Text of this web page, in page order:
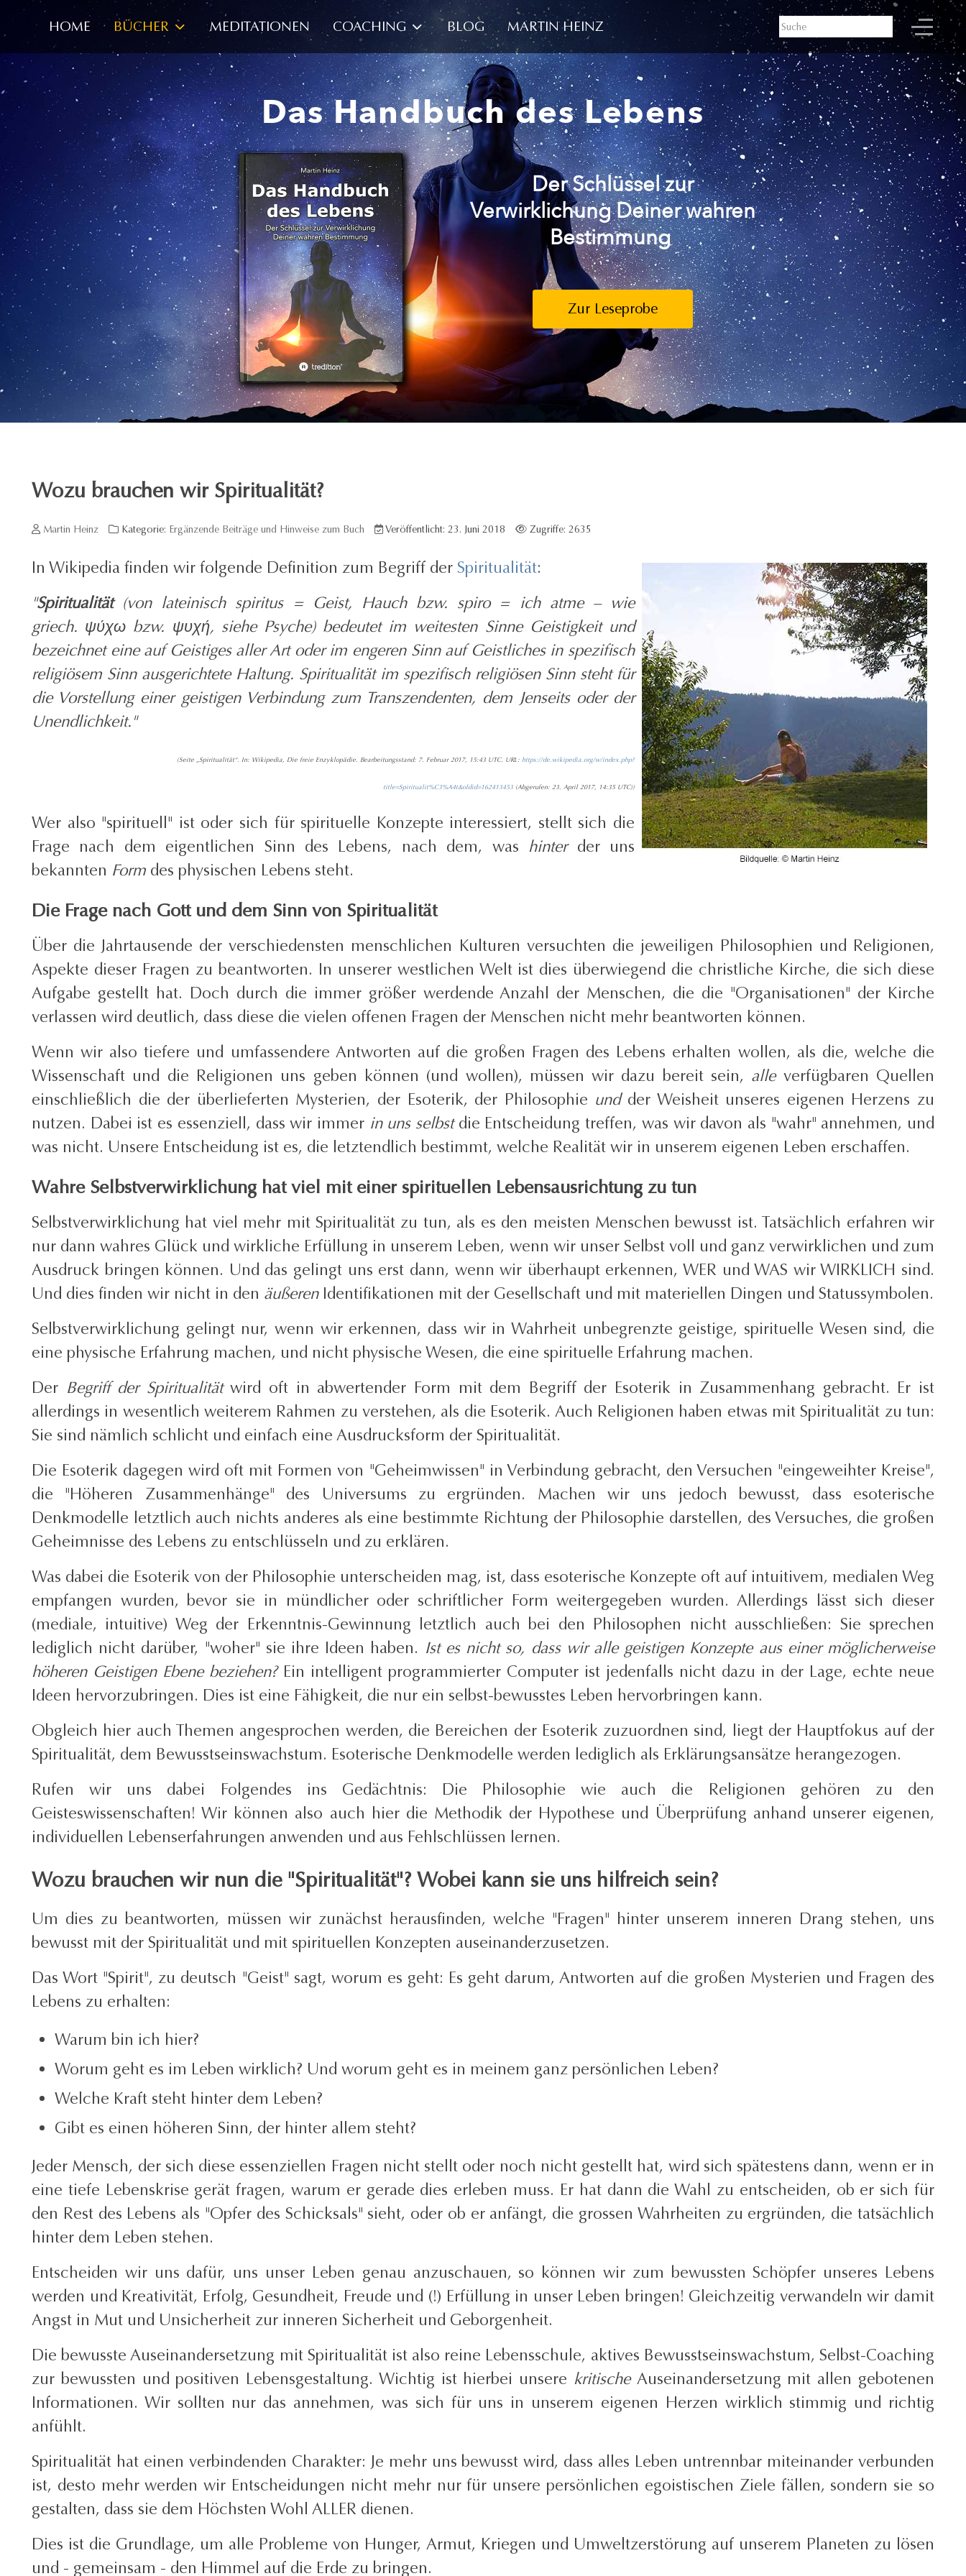
HOME BÜCHER MEDITATIONEN COACHING BLOG MARTIN HEINZ
Das Handbuch des Lebens
Der Schlüssel zur
Verwirklichung Deiner wahren
Bestimmung
Zur Leseprobe
Wozu brauchen wir Spiritualität?
Martin Heinz Kategorie: Ergänzende Beiträge und Hinweise zum Buch Veröffentlicht: 23. Juni 2018 Zugriffe: 2635
In Wikipedia finden wir folgende Definition zum Begriff der Spiritualität:
"Spiritualität(von lateinisch spiritus = Geist, Hauch bzw. spiro = ich atme – wie
griech. ψύχω bzw. ψυχή, siehe Psyche) bedeutet im weitesten Sinne Geistigkeit und
bezeichnet eine auf Geistiges aller Art oder im engeren Sinn auf Geistliches in spezifisch
religiösem Sinn ausgerichtete Haltung. Spiritualität im spezifisch religiösen Sinn steht für
die Vorstellung einer geistigen Verbindung zum Transzendenten, dem Jenseits oder der
Unendlichkeit."
(Seite „Spiritualität“. In: Wikipedia, Die freie Enzyklopädie. Bearbeitungsstand: 7. Februar 2017, 15:43 UTC. URL: https://de.wikipedia.org/w/index.php?
title=Spiritualit%C3%A4t&oldid=162413453 (Abgerufen: 23. April 2017, 14:35 UTC))
Wer also "spirituell" ist oder sich für spirituelle Konzepte interessiert, stellt sich die
Frage nach dem eigentlichen Sinn des Lebens, nach dem, was hinterder uns
bekannten Form des physischen Lebens steht.
Die Frage nach Gott und dem Sinn von Spiritualität
Über die Jahrtausende der verschiedensten menschlichen Kulturen versuchten die jeweiligen Philosophien und Religionen,
Aspekte dieser Fragen zu beantworten. In unserer westlichen Welt ist dies überwiegend die christliche Kirche, die sich diese
Aufgabe gestellt hat. Doch durch die immer größer werdende Anzahl der Menschen, die die "Organisationen" der Kirche
verlassen wird deutlich, dass diese die vielen offenen Fragen der Menschen nicht mehr beantworten können.
Wenn wir also tiefere und umfassendere Antworten auf die großen Fragen des Lebens erhalten wollen, als die, welche die
Wissenschaft und die Religionen uns geben können (und wollen), müssen wir dazu bereit sein, alleverfügbaren Quellen
einschließlich die der überlieferten Mysterien, der Esoterik, der Philosophie undder Weisheit unseres eigenen Herzens zu
nutzen. Dabei ist es essenziell, dass wir immer in uns selbstdie Entscheidung treffen, was wir davon als "wahr" annehmen, und
was nicht. Unsere Entscheidung ist es, die letztendlich bestimmt, welche Realität wir in unserem eigenen Leben erschaffen.
Wahre Selbstverwirklichung hat viel mit einer spirituellen Lebensausrichtung zu tun
Selbstverwirklichung hat viel mehr mit Spiritualität zu tun, als es den meisten Menschen bewusst ist. Tatsächlich erfahren wir
nur dann wahres Glück und wirkliche Erfüllung in unserem Leben, wenn wir unser Selbst voll und ganz verwirklichen und zum
Ausdruck bringen können. Und das gelingt uns erst dann, wenn wir überhaupt erkennen, WER und WAS wir WIRKLICH sind.
Und dies finden wir nicht in den äußerenIdentifikationen mit der Gesellschaft und mit materiellen Dingen und Statussymbolen.
Selbstverwirklichung gelingt nur, wenn wir erkennen, dass wir in Wahrheit unbegrenzte geistige, spirituelle Wesen sind, die
eine physische Erfahrung machen, und nicht physische Wesen, die eine spirituelle Erfahrung machen.
Der Begriff der Spiritualitätwird oft in abwertender Form mit dem Begriff der Esoterik in Zusammenhang gebracht. Er ist
allerdings in wesentlich weiterem Rahmen zu verstehen, als die Esoterik. Auch Religionen haben etwas mit Spiritualität zu tun:
Sie sind nämlich schlicht und einfach eine Ausdrucksform der Spiritualität.
Die Esoterik dagegen wird oft mit Formen von "Geheimwissen" in Verbindung gebracht, den Versuchen "eingeweihter Kreise",
die "Höheren Zusammenhänge" des Universums zu ergründen. Machen wir uns jedoch bewusst, dass esoterische
Denkmodelle letztlich auch nichts anderes als eine bestimmte Richtung der Philosophie darstellen, des Versuches, die großen
Geheimnisse des Lebens zu entschlüsseln und zu erklären.
Was dabei die Esoterik von der Philosophie unterscheiden mag, ist, dass esoterische Konzepte oft auf intuitivem, medialen Weg
empfangen wurden, bevor sie in mündlicher oder schriftlicher Form weitergegeben wurden. Allerdings lässt sich dieser
(mediale, intuitive) Weg der Erkenntnis-Gewinnung letztlich auch bei den Philosophen nicht ausschließen: Sie sprechen
lediglich nicht darüber, "woher" sie ihre Ideen haben. Ist es nicht so, dass wir alle geistigen Konzepte aus einer möglicherweise
höheren Geistigen Ebene beziehen?Ein intelligent programmierter Computer ist jedenfalls nicht dazu in der Lage, echte neue
Ideen hervorzubringen. Dies ist eine Fähigkeit, die nur ein selbst-bewusstes Leben hervorbringen kann.
Obgleich hier auch Themen angesprochen werden, die Bereichen der Esoterik zuzuordnen sind, liegt der Hauptfokus auf der
Spiritualität, dem Bewusstseinswachstum. Esoterische Denkmodelle werden lediglich als Erklärungsansätze herangezogen.
Rufen wir uns dabei Folgendes ins Gedächtnis: Die Philosophie wie auch die Religionen gehören zu den
Geisteswissenschaften! Wir können also auch hier die Methodik der Hypothese und Überprüfung anhand unserer eigenen,
individuellen Lebenserfahrungen anwenden und aus Fehlschlüssen lernen.
Wozu brauchen wir nun die "Spiritualität"? Wobei kann sie uns hilfreich sein?
Um dies zu beantworten, müssen wir zunächst herausfinden, welche "Fragen" hinter unserem inneren Drang stehen, uns
bewusst mit der Spiritualität und mit spirituellen Konzepten auseinanderzusetzen.
Das Wort "Spirit", zu deutsch "Geist" sagt, worum es geht: Es geht darum, Antworten auf die großen Mysterien und Fragen des
Lebens zu erhalten:
Warum bin ich hier?
Worum geht es im Leben wirklich? Und worum geht es in meinem ganz persönlichen Leben?
Welche Kraft steht hinter dem Leben?
Gibt es einen höheren Sinn, der hinter allem steht?
Jeder Mensch, der sich diese essenziellen Fragen nicht stellt oder noch nicht gestellt hat, wird sich spätestens dann, wenn er in
eine tiefe Lebenskrise gerät fragen, warum er gerade dies erleben muss. Er hat dann die Wahl zu entscheiden, ob er sich für
den Rest des Lebens als "Opfer des Schicksals" sieht, oder ob er anfängt, die grossen Wahrheiten zu ergründen, die tatsächlich
hinter dem Leben stehen.
Entscheiden wir uns dafür, uns unser Leben genau anzuschauen, so können wir zum bewussten Schöpfer unseres Lebens
werden und Kreativität, Erfolg, Gesundheit, Freude und (!) Erfüllung in unser Leben bringen! Gleichzeitig verwandeln wir damit
Angst in Mut und Unsicherheit zur inneren Sicherheit und Geborgenheit.
Die bewusste Auseinandersetzung mit Spiritualität ist also reine Lebensschule, aktives Bewusstseinswachstum, Selbst-Coaching
zur bewussten und positiven Lebensgestaltung. Wichtig ist hierbei unsere kritischeAuseinandersetzung mit allen gebotenen
Informationen. Wir sollten nur das annehmen, was sich für uns in unserem eigenen Herzen wirklich stimmig und richtig
anfühlt.
Spiritualität hat einen verbindenden Charakter: Je mehr uns bewusst wird, dass alles Leben untrennbar miteinander verbunden
ist, desto mehr werden wir Entscheidungen nicht mehr nur für unsere persönlichen egoistischen Ziele fällen, sondern sie so
gestalten, dass sie dem Höchsten Wohl ALLER dienen.
Dies ist die Grundlage, um alle Probleme von Hunger, Armut, Kriegen und Umweltzerstörung auf unserem Planeten zu lösen
und - gemeinsam - den Himmel auf die Erde zu bringen.